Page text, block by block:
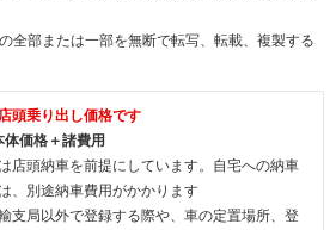
全部または一部を無断で転写、転載、複製する
頭乗り出し価格です
価格＋諸費用
店頭納車を前提にしています。自宅への納車
、別途納車費用がかかります
支局以外で登録する際や、車の定置場所、登